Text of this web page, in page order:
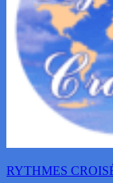
RYTHMES